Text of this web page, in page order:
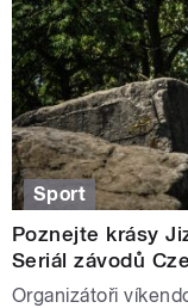
Sport
Poznejte krásy
Seriál závodů
Organizátoři